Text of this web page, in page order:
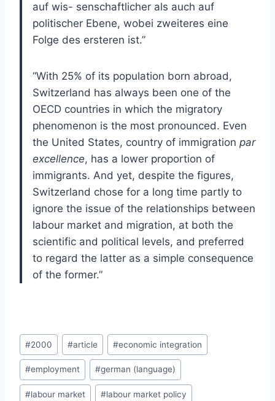
auf wis- senschaftlicher als auch auf
politischer Ebene, wobei zweiteres eine
Folge des ersteren ist.”
“With 25% of its population born abroad,
Switzerland has always been one of the
OECD countries in which the migratory
phenomenon is the most pronounced. Even
the United States, country of immigration par
excellence, has a lower proportion of
immigrants. And yet, despite the figures,
Switzerland chose for a long time partly to
ignore the issue of the relationships between
labour market and migration, at both the
scientific and political levels, and preferred
to regard the latter as a simple consequence
of the former.”
Post
Tags:
#2000 #article #economic integration
#employment #german (language)
#labour market #labour market policy